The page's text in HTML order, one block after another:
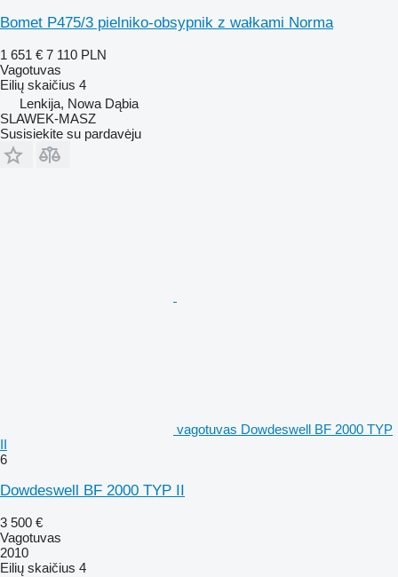
Bomet P475/3 pielniko-obsypnik z wałkami Norma
1 651 € 7 110 PLN
Vagotuvas
Eilių skaičius 4
Lenkija, Nowa Dąbia
SLAWEK-MASZ
Susisiekite su pardavėju
vagotuvas Dowdeswell BF 2000 TYP
II
6
Dowdeswell BF 2000 TYP II
3 500 €
Vagotuvas
2010
Eilių skaičius 4